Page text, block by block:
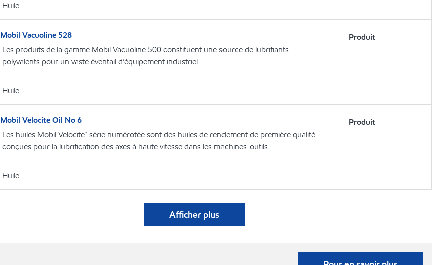
Huile
Mobil Vacuoline 528
Les produits de la gamme Mobil Vacuoline 500 constituent une source de lubrifiants
polyvalents pour un vaste éventail d’équipement industriel.
Huile
Produit
Mobil Velocite Oil No 6
Les huiles Mobil Velocite™ série numérotée sont des huiles de rendement de première qualité
conçues pour la lubrification des axes à haute vitesse dans les machines-outils.
Huile
Produit
Afficher plus